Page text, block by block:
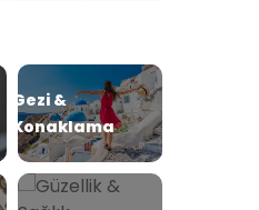
Gezi &
Konaklama